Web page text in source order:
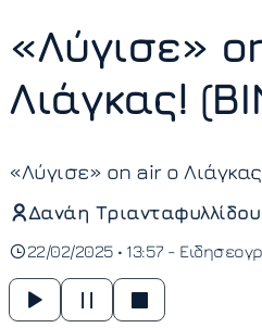
«Λύγισε»
Λιάγκας!
«Λύγισε» on air ο
Δανάη Τριανταφυλλίδου
22/02/2025 • 13:57 -